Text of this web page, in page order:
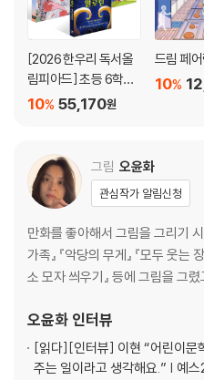
[2026 한우리 독서올
림피아드] 초등 6학년
필독서 세트
55,170원
10%
드림 페
10%
그림 오윤화
관심작가 알림신청
만화를 좋아해서 그림을 그리기 시
가족』 『악당의 무게』 『모두 웃는
소 모자 씌우기』 등에 그림을 그렸
오윤화 인터뷰
[읽다][인터뷰] 이현 “어린이문
주는 일이라고 생각해요.” | 예